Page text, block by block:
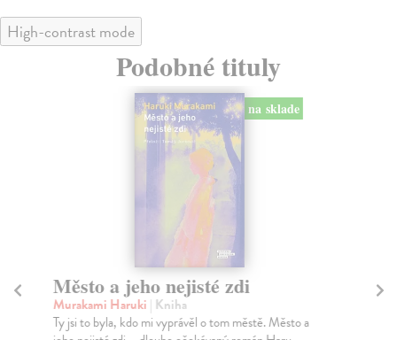
High-contrast mode
Podobné tituly
na sklade
Město a jeho nejisté zdi
Murakami Haruki | Kniha
Ty jsi to byla, kdo mi vyprávěl o tom městě. Město a